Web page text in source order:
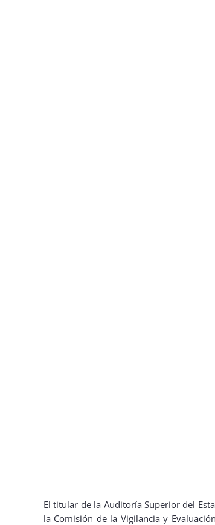
El titular de la Auditoría Superior del
la Comisión de la Vigilancia y